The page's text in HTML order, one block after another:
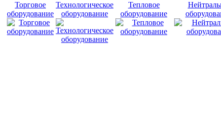
Торговое
оборудование
Технологическое
оборудование
Тепловое
оборудование